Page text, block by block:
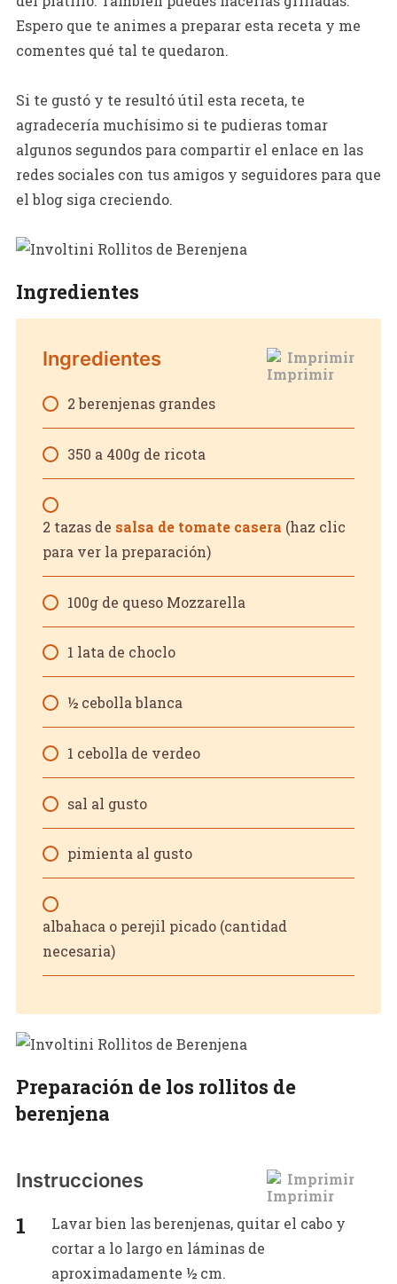
Espero que te animes a preparar esta receta y me
comentes qué tal te quedaron.
Si te gustó y te resultó útil esta receta, te
agradecería muchísimo si te pudieras tomar
algunos segundos para compartir el enlace en las
redes sociales con tus amigos y seguidores para que
el blog siga creciendo.
Ingredientes
Imprimir
Ingredientes
2 berenjenas grandes
350 a 400g de ricota
2 tazas de salsa de tomate casera (haz clic
para ver la preparación)
100g de queso Mozzarella
1 lata de choclo
½ cebolla blanca
1 cebolla de verdeo
sal al gusto
pimienta al gusto
albahaca o perejil picado (cantidad
necesaria)
Preparación de los rollitos de
berenjena
Imprimir
Instrucciones
Lavar bien las berenjenas, quitar el cabo y
cortar a lo largo en láminas de
aproximadamente ½ cm.